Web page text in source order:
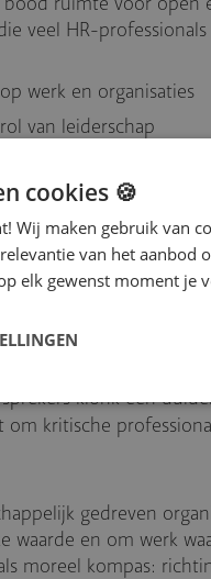
veel HR-
werk en organisaties
van leiderschap
moet ondersteunen,
vakmanschap,
kompas
klonk een
om kritische
gedreven
waarde en om werk
moreel kompas:
cookies 🍪
Wij maken gebruik van
van het aanbod
elk gewenst moment je